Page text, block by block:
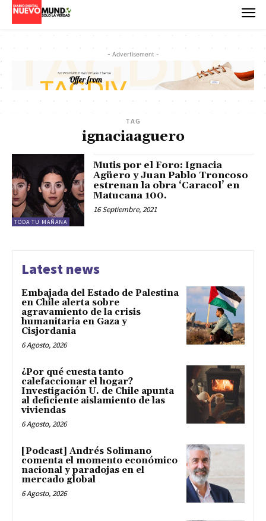
- Advertisement -
TAG
ignaciaaguero
TODA TU MAÑANA
Mutis por el Foro: Ignacia
Agüero y Juan Pablo Troncoso
estrenan la obra ‘Caracol’ en
Matucana 100.
16 Septiembre, 2021
Latest news
Embajada del Estado de Palestina
en Chile alerta sobre
agravamiento de la crisis
humanitaria en Gaza y
Cisjordania
6 Agosto, 2026
¿Por qué cuesta tanto
calefaccionar el hogar?
Investigación U. de Chile apunta
al deficiente aislamiento de las
viviendas
6 Agosto, 2026
[Podcast] Andrés Solimano
comenta el momento económico
nacional y paradojas en el
mercado global
6 Agosto, 2026